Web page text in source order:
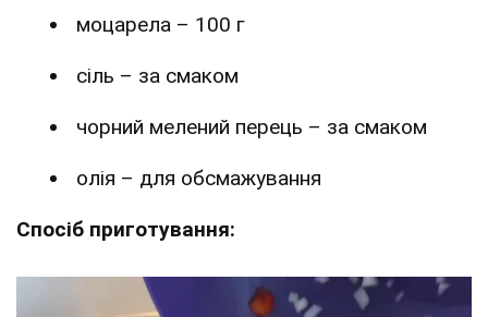
моцарела – 100 г
сіль – за смаком
чорний мелений перець – за смаком
олія – для обсмажування
Спосіб приготування: